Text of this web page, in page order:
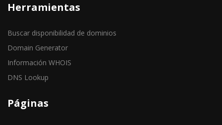
Herramientas
Buscar disponibilidad de dominios
Domain Generator
Información WHOIS
DNS Lookup
Páginas